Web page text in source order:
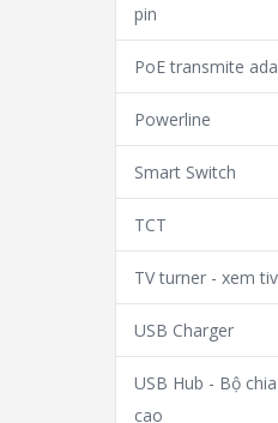
pin
PoE transmite
Powerline
Smart Switch
TCT
TV turner - xem
USB Charger
USB Hub - Bộ
cao